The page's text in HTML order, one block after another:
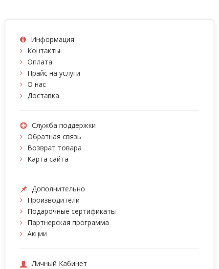
Информация
Контакты
Оплата
Прайс на услуги
О нас
Доставка
Служба поддержки
Обратная связь
Возврат товара
Карта сайта
Дополнительно
Производители
Подарочные сертификаты
Партнерская программа
Акции
Личный Кабинет